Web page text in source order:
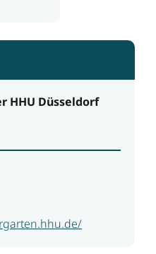
HHU Düsseldorf